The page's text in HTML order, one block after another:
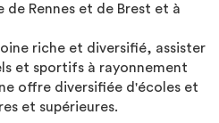
Rennes et de Brest et à
riche et diversifié, assister
et sportifs à rayonnement
offre diversifiée d'écoles et
et supérieures.